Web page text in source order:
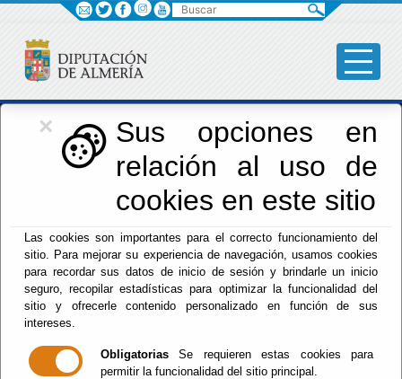
×
Sus opciones en
relación al uso de
cookies en este sitio
Las cookies son importantes para el correcto funcionamiento del
sitio. Para mejorar su experiencia de navegación, usamos cookies
para recordar sus datos de inicio de sesión y brindarle un inicio
seguro, recopilar estadísticas para optimizar la funcionalidad del
sitio y ofrecerle contenido personalizado en función de sus
intereses.
Obligatorias Se requieren estas cookies para
permitir la funcionalidad del sitio principal.
Iniciativas Europeas
Europedirectalmeria
Inicio - Iniciativas Europeas - NGEU
DIPALME_Convocatoria IDAE Proyectos innovadores de
almacenamiento energético
Vigente.
Buscar